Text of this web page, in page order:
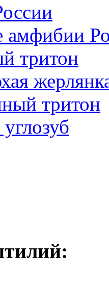
амфибии
тритон
тритон